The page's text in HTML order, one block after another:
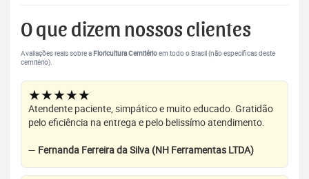
O que dizem nossos clientes
Avaliações reais sobre a Floricultura Cemitérioem todo o Brasil (não específicas deste
cemitério).
★★★★★
Atendente paciente, simpático e muito educado. Gratidão
pelo eficiência na entrega e pelo belissímo atendimento.
— Fernanda Ferreira da Silva (NH Ferramentas LTDA)